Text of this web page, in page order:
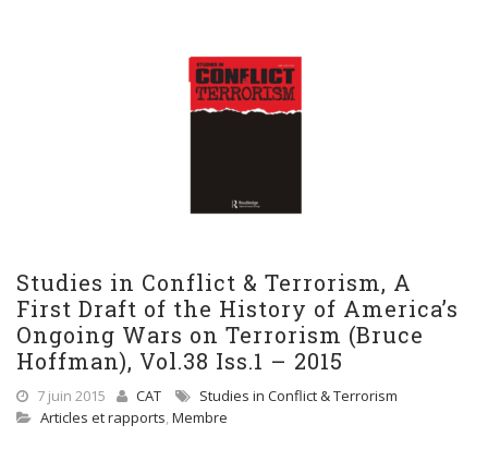
Studies in Conflict & Terrorism, A
First Draft of the History of America’s
Ongoing Wars on Terrorism (Bruce
Hoffman), Vol.38 Iss.1 – 2015
7 juin 2015 CAT
Studies in Conflict & Terrorism
Articles et rapports, Membre